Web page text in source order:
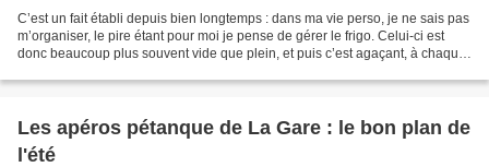
C’est un fait établi depuis bien longtemps : dans ma vie perso, je ne sais pas
m’organiser, le pire étant pour moi je pense de gérer le frigo. Celui-ci est
donc beaucoup plus souvent vide que plein, et puis c’est agaçant, à chaque
Les apéros pétanque de La Gare : le bon plan de
l'été